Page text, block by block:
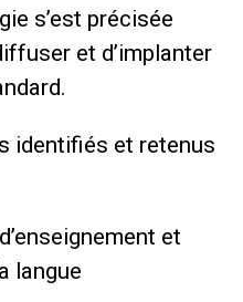
s’est précisée
et d’implanter
identifiés et retenus
et
langue